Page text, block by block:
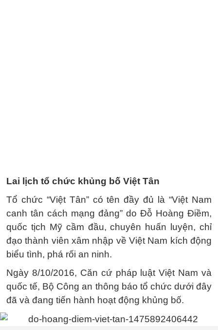
Lai lịch tổ chức khủng bố Việt Tân
Tổ chức “Việt Tân” có tên đầy đủ là “Việt Nam
canh tân cách mạng đảng” do Đỗ Hoàng Điềm,
quốc tịch Mỹ cầm đầu, chuyên huấn luyện, chỉ
đạo thành viên xâm nhập về Việt Nam kích động
biểu tình, phá rối an ninh.
Ngày 8/10/2016, Căn cứ pháp luật Việt Nam và
quốc tế, Bộ Công an thông báo tổ chức dưới đây
đã và đang tiến hành hoạt động khủng bố.